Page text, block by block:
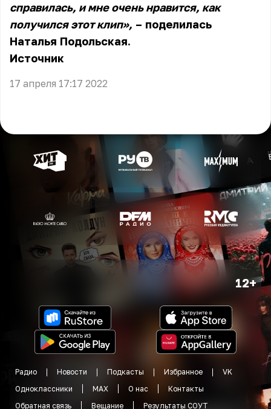
справилась, и мне очень нравится, как
получился этот клип», – поделилась
Наталья Подольская.
Источник
17 апреля 17:17 2022
12+
Радио Новости Подкасты Избранное
VK
Одноклассники
MAX О нас
Контакты
Обратная связь
Вещание Результаты СОУТ